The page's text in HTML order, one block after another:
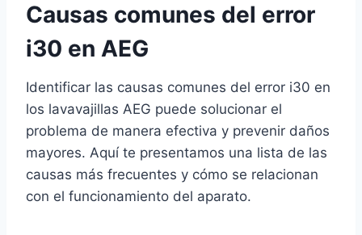
Causas comunes del error
i30 en AEG
Identificar las causas comunes del error i30 en
los lavavajillas AEG puede solucionar el
problema de manera efectiva y prevenir daños
mayores. Aquí te presentamos una lista de las
causas más frecuentes y cómo se relacionan
con el funcionamiento del aparato.